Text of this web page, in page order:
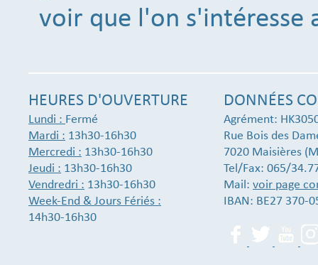
voir que l'on s'intéresse
HEURES D'OUVERTURE
Lundi : Fermé
Mardi : 13h30-16h30
Mercredi : 13h30-16h30
Jeudi : 13h30-16h30
Vendredri : 13h30-16h30
Week-End & Jours Fériés :
14h30-16h30
DONNÉES
Agrément:
Rue Bois des
7020 Maisières
Tel/Fax: 065/
Mail: voir page
IBAN: BE27 370-